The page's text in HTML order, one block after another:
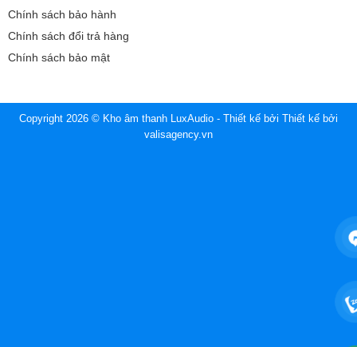
Chính sách bảo hành
Chính sách đổi trả hàng
Chính sách bảo mật
Copyright 2026 © Kho âm thanh LuxAudio - Thiết kế bởi Thiết kế bởi
valisagency.vn